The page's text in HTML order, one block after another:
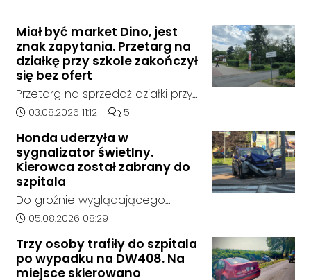
Miał być market Dino, jest
znak zapytania. Przetarg na
działkę przy szkole zakończył
się bez ofert
Przetarg na sprzedaż działki przy
Zespole Szkół Technicznych i
Kędzierzynie-Koźlu zakończył się
bez rozstrzygnięcia. Mimo
wcześniejszego zainteresowania
terenem ze strony sieci Dino, do
postępowania nie zgłosił się
żaden oferent.
Data dodania artykułu:
03.08.2026 11:12 Liczba komentarzy artykułu:
5
Honda uderzyła w
sygnalizator świetlny.
Kierowca został zabrany do
szpitala
Do groźnie wyglądającego
zdarzenia drogowego doszło w
godziny 6:30 kierujący
samochodem marki Honda
Data dodania artykułu:
05.08.2026 08:29
Trzy osoby trafiły do szpitala
po wypadku na DW408. Na
miejsce skierowano